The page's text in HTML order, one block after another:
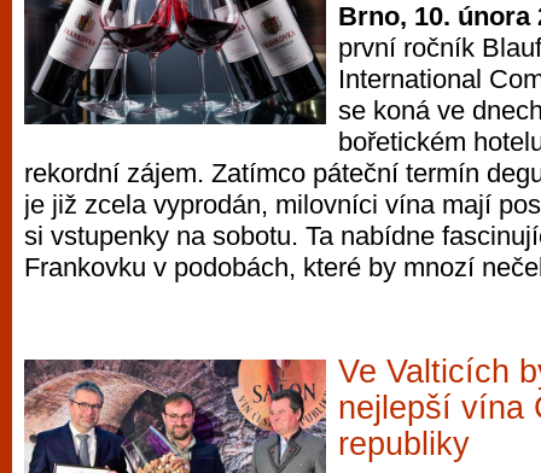
Brno, 10. února
první ročník
International
se koná ve
bořetickém
rekordní zájem. Zatímco páteční termín
je již zcela vyprodán, milovníci vína mají
si vstupenky na sobotu. Ta nabídne
Frankovku v podobách, které by mnozí
Ve Valticích
nejlepší vína
republiky